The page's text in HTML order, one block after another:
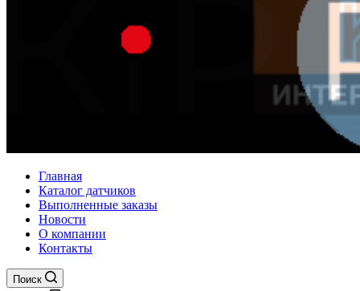
Главная
Каталог датчиков
Выполненные заказы
Новости
О компании
Контакты
Поиск